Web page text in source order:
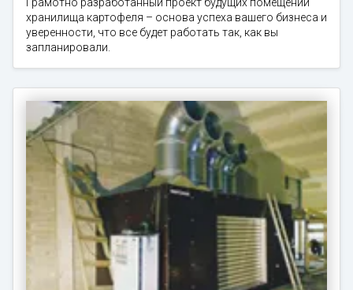
Грамотно разработанный проект будущих помещений
хранилища картофеля – основа успеха вашего бизнеса и
уверенности, что все будет работать так, как вы
запланировали.